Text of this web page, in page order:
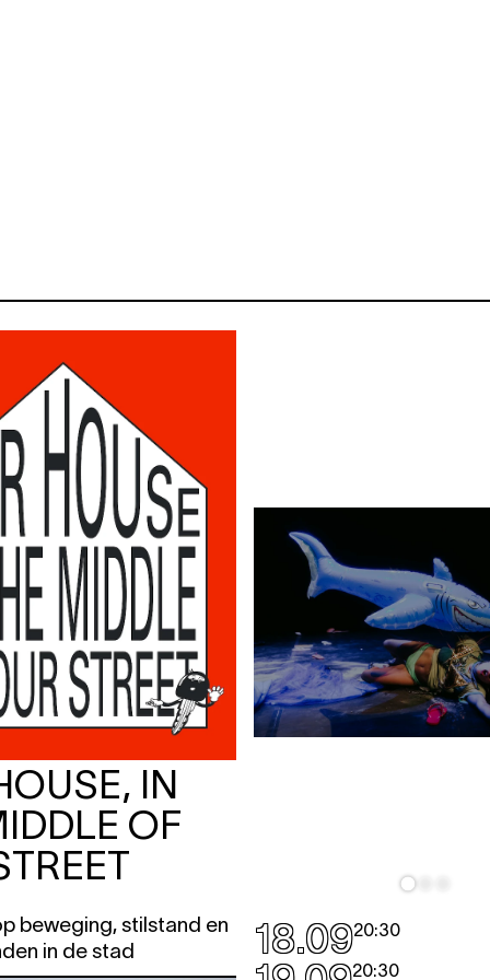
IN
OF
beweging, stilstand en
in de stad
18.0920:30
20:30